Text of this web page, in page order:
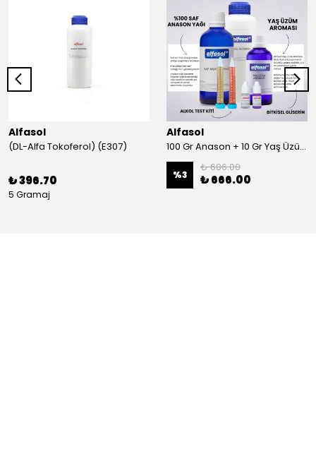
Alfasol
(DL-Alfa Tokoferol) (E307)
₺ 396.70
5 Gramaj
Alfasol
100 Gr Anason + 10 Gr Yaş Üzüm + 250 Gr Gliserin + Alkol Test Kiti
%3
₺ 686.00
₺ 666.00